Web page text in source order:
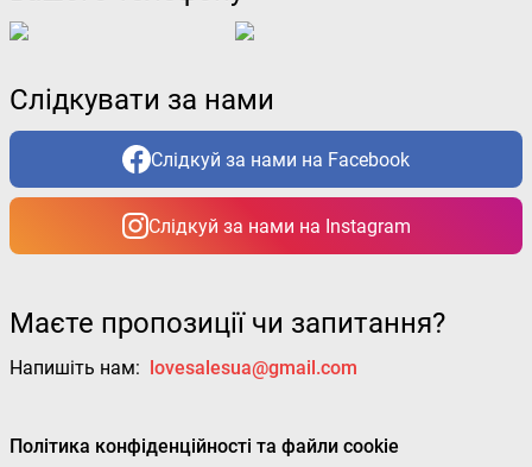
Слідкувати за нами
Слідкуй за нами на Facebook
Слідкуй за нами на Instagram
Маєте пропозиції чи запитання?
Напишіть нам: lovesalesua@gmail.com
Політика конфіденційності та файли cookie